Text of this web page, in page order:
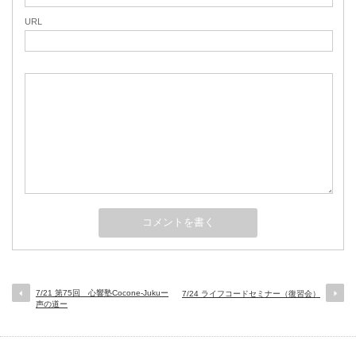
URL
7/21 第75回 心響塾Cocone-Jukuー
声の道ー
7/24 ライフコードセミナー（復習会）